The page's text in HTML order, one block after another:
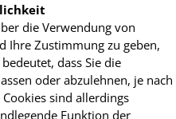
die Verwendung von
Ihre Zustimmung zu geben,
dass Sie die
oder abzulehnen, je nach
sind allerdings
Funktion der